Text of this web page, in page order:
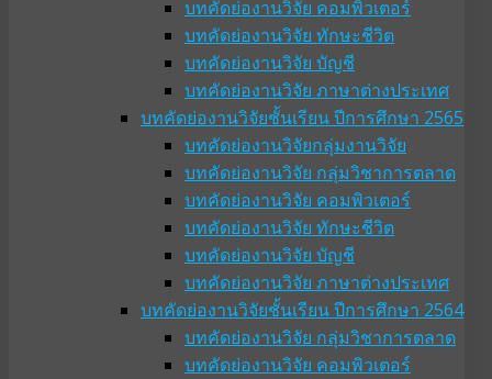
บทคัดย่องานวิจัย คอมพิวเตอร์
บทคัดย่องานวิจัย ทักษะชีวิต
บทคัดย่องานวิจัย บัญชี
บทคัดย่องานวิจัย ภาษาต่างประเทศ
บทคัดย่องานวิจัยชั้นเรียน ปีการศึกษา 2565
บทคัดย่องานวิจัยกลุ่มงานวิจัย
บทคัดย่องานวิจัย กลุ่มวิชาการตลาด
บทคัดย่องานวิจัย คอมพิวเตอร์
บทคัดย่องานวิจัย ทักษะชีวิต
บทคัดย่องานวิจัย บัญชี
บทคัดย่องานวิจัย ภาษาต่างประเทศ
บทคัดย่องานวิจัยชั้นเรียน ปีการศึกษา 2564
บทคัดย่องานวิจัย กลุ่มวิชาการตลาด
บทคัดย่องานวิจัย คอมพิวเตอร์